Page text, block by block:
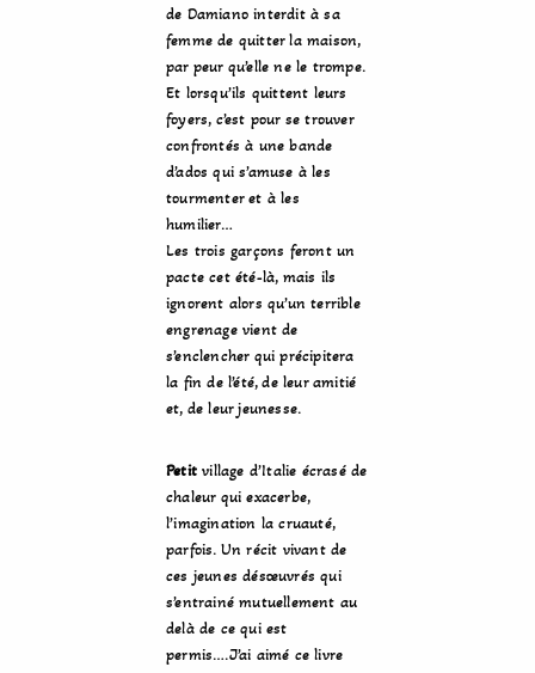
de Damiano interdit à sa
femme de quitter la maison,
par peur qu’elle ne le trompe.
Et lorsqu’ils quittent leurs
foyers, c’est pour se trouver
confrontés à une bande
d’ados qui s’amuse à les
tourmenter et à les
humilier…
Les trois garçons feront un
pacte cet été-là, mais ils
ignorent alors qu’un terrible
engrenage vient de
s’enclencher qui précipitera
la fin de l’été, de leur amitié
et, de leur jeunesse.
Petit village d’Italie écrasé de
chaleur qui exacerbe,
l’imagination la cruauté,
parfois. Un récit vivant de
ces jeunes désœuvrés qui
s’entrainé mutuellement au
delà de ce qui est
permis….J’ai aimé ce livre